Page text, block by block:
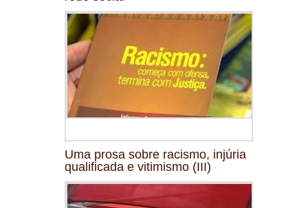
Uma prosa sobre racismo, injúria
qualificada e vitimismo (III)